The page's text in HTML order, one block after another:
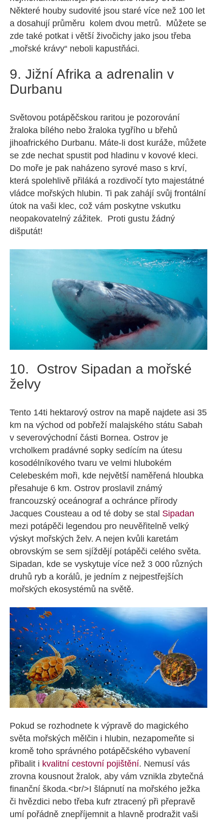
Některé houby sudovité jsou staré více než 100 let
a dosahují průměru kolem dvou metrů. Můžete se
zde také potkat i větší živočichy jako jsou třeba
„mořské krávy“ neboli kapustňáci.
9. Jižní Afrika a adrenalin v
Durbanu
Světovou potápěčskou raritou je pozorování
žraloka bílého nebo žraloka tygřího u břehů
jihoafrického Durbanu. Máte-li dost kuráže, můžete
se zde nechat spustit pod hladinu v kovové kleci.
Do moře je pak naházeno syrové maso s krví,
která spolehlivě přiláká a rozdivočí tyto majestátné
vládce mořských hlubin. Ti pak zahájí svůj frontální
útok na vaši klec, což vám poskytne vskutku
neopakovatelný zážitek. Proti gustu žádný
dišputát!
10. Ostrov Sipadan a mořské
želvy
Tento 14ti hektarový ostrov na mapě najdete asi 35
km na východ od pobřeží malajského státu Sabah
v severovýchodní části Bornea. Ostrov je
vrcholkem pradávné sopky sedícím na útesu
kosodélníkového tvaru ve velmi hlubokém
Celebeském moři, kde největší naměřená hloubka
přesahuje 6 km. Ostrov proslavil známý
francouzský oceánograf a ochránce přírody
Jacques Cousteau a od té doby se stal Sipadan
mezi potápěči legendou pro neuvěřitelně velký
výskyt mořských želv. A nejen kvůli karetám
obrovským se sem sjíždějí potápěči celého světa.
Sipadan, kde se vyskytuje více než 3 000 různých
druhů ryb a korálů, je jedním z nejpestřejších
mořských ekosystémů na světě.
Pokud se rozhodnete k výpravě do magického
světa mořských mělčin i hlubin, nezapomeňte si
kromě toho správného potápěčského vybavení
přibalit i kvalitní cestovní pojištění. Nemusí vás
zrovna kousnout žralok, aby vám vznikla zbytečná
finanční škoda.<br/>I šlápnutí na mořského ježka
či hvězdici nebo třeba kufr ztracený při přepravě
umí pořádně znepříjemnit a hlavně prodražit vaši